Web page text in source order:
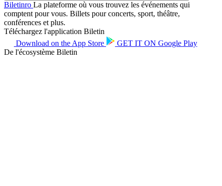
Biletinro La plateforme où vous trouvez les événements qui
comptent pour vous. Billets pour concerts, sport, théâtre,
conférences et plus.
Téléchargez l'application Biletin
Download on the App Store GET IT ON Google Play
De l'écosystème Biletin